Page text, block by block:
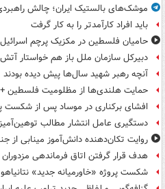
موشک‌های بالستیک ایران؛ چالش
باید افراد کارآمدتر را به کار گرفت
حامیان فلسطین در مکزیک پرچم
دبیرکل سازمان ملل باز هم خواستار
آنچه رهبر شهید سال‌ها پیش دیده بودند
حمایت هلندی‌ها از مظلومیت فلسطین
افشای برکناری در موساد پس از شکست
دستگیری عامل انتشار مطالب
روایت تکان‌دهنده دانش‌آموز مینابی از
هدف قرار گرفتن اتاق‌ فرماندهی
شکست پروژه «خاورمیانه جدید» نتانیاهو